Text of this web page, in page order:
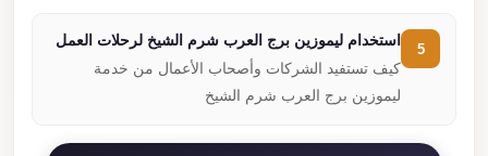
استخدام ليموزين برج العرب شرم الشيخ لرحلات العمل
كيف تستفيد الشركات وأصحاب الأعمال من خدمة
ليموزين برج العرب شرم الشيخ